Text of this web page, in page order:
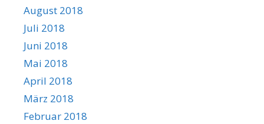
August 2018
Juli 2018
Juni 2018
Mai 2018
April 2018
März 2018
Februar 2018